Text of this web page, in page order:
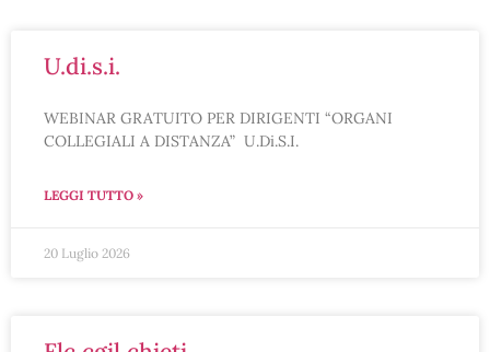
u.di.s.i.
WEBINAR GRATUITO PER DIRIGENTI “ORGANI
COLLEGIALI A DISTANZA” U.Di.S.I.
LEGGI TUTTO »
20 Luglio 2026